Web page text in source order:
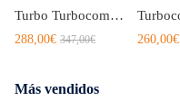
Turbo Turbocompresor compatible para Kia Carens II 2.0 CRDi 83KW TD02 2823127000 49173-02410
288,00€ 347,00€ 260,00€
Más vendidos